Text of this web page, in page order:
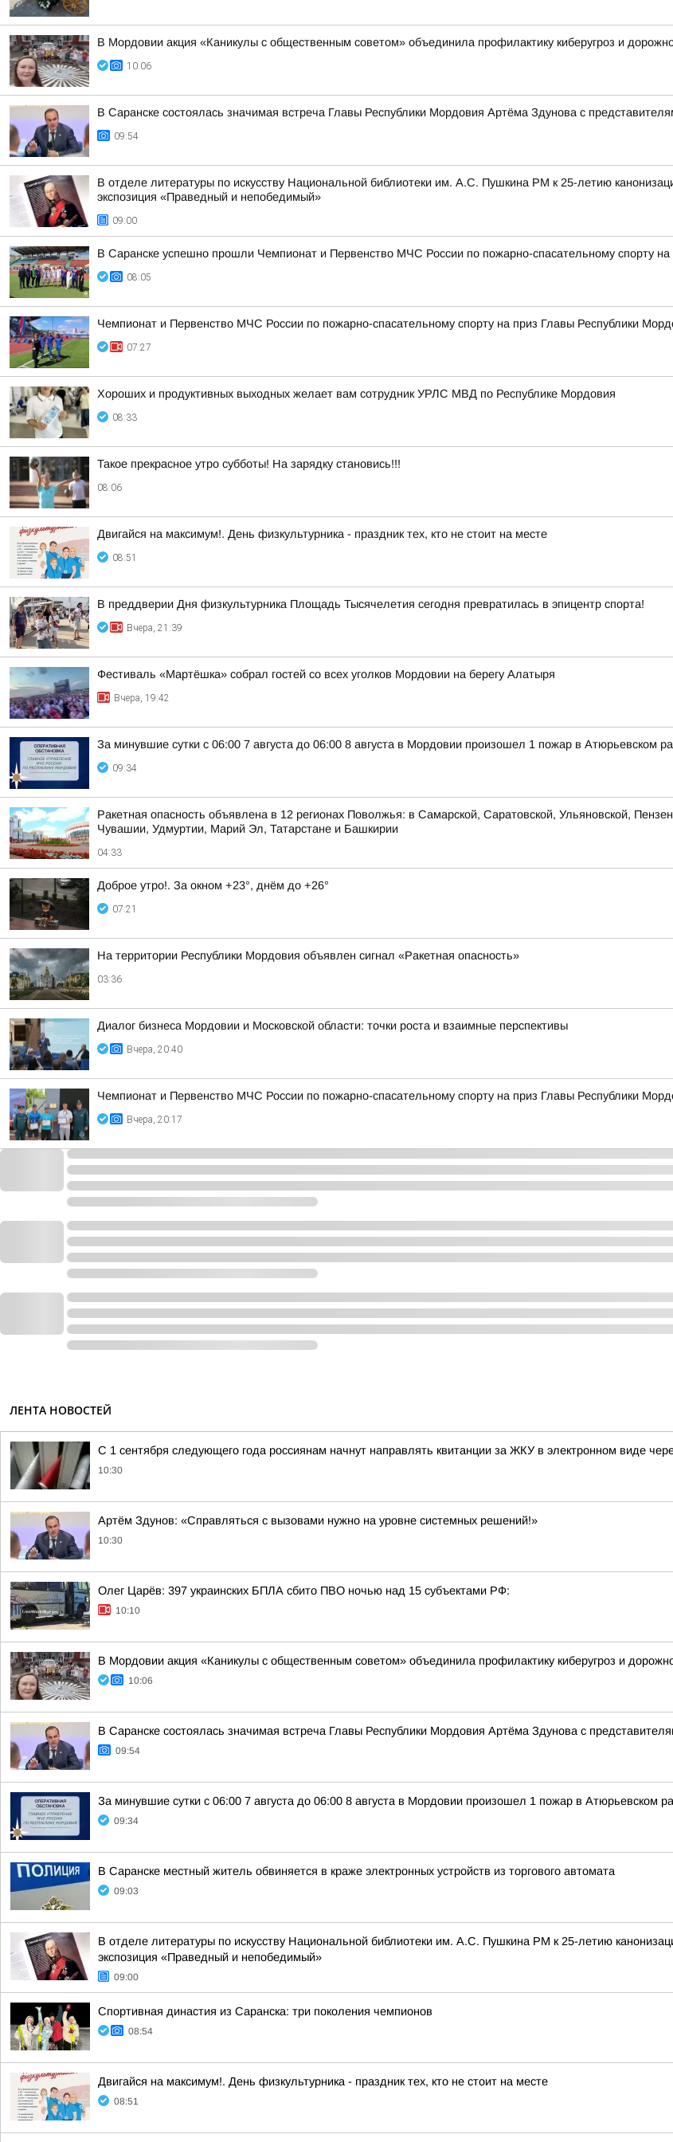
В Мордовии акция «Каникулы с общественным советом» объединила профилактику киберугроз и
10:06
В Саранске состоялась значимая встреча Главы Республики Мордовия Артёма Здунова с
09:54
В отделе литературы по искусству Национальной библиотеки им. А.С. Пушкина РМ к 25-летию
экспозиция «Праведный и непобедимый»
09:00
В Саранске успешно прошли Чемпионат и Первенство МЧС России по пожарно-спасательному спорту
08:05
Чемпионат и Первенство МЧС России по пожарно-спасательному спорту на приз Главы Республики
07:27
Хороших и продуктивных выходных желает вам сотрудник УРЛС МВД по Республике Мордовия
08:33
Такое прекрасное утро субботы! На зарядку становись!!!
08:06
Двигайся на максимум!. День физкультурника - праздник тех, кто не стоит на месте
08:51
В преддверии Дня физкультурника Площадь Тысячелетия сегодня превратилась в эпицентр спорта!
Вчера, 21:39
Фестиваль «Мартёшка» собрал гостей со всех уголков Мордовии на берегу Алатыря
Вчера, 19:42
За минувшие сутки с 06:00 7 августа до 06:00 8 августа в Мордовии произошел 1 пожар в Атюрьевском
09:34
Ракетная опасность объявлена в 12 регионах Поволжья: в Самарской, Саратовской, Ульяновской,
Чувашии, Удмуртии, Марий Эл, Татарстане и Башкирии
04:33
Доброе утро!. За окном +23°, днём до +26°
07:21
На территории Республики Мордовия объявлен сигнал «Ракетная опасность»
03:36
Диалог бизнеса Мордовии и Московской области: точки роста и взаимные перспективы
Вчера, 20:40
Чемпионат и Первенство МЧС России по пожарно-спасательному спорту на приз Главы Республики
Вчера, 20:17
ЛЕНТА НОВОСТЕЙ
С 1 сентября следующего года россиянам начнут направлять квитанции за ЖКУ в электронном виде
10:30
Артём Здунов: «Справляться с вызовами нужно на уровне системных решений!»
10:30
Олег Царёв: 397 украинских БПЛА сбито ПВО ночью над 15 субъектами РФ:
10:10
В Мордовии акция «Каникулы с общественным советом» объединила профилактику киберугроз и
10:06
В Саранске состоялась значимая встреча Главы Республики Мордовия Артёма Здунова с
09:54
За минувшие сутки с 06:00 7 августа до 06:00 8 августа в Мордовии произошел 1 пожар в Атюрьевском
09:34
В Саранске местный житель обвиняется в краже электронных устройств из торгового автомата
09:03
В отделе литературы по искусству Национальной библиотеки им. А.С. Пушкина РМ к 25-летию
экспозиция «Праведный и непобедимый»
09:00
Спортивная династия из Саранска: три поколения чемпионов
08:54
Двигайся на максимум!. День физкультурника - праздник тех, кто не стоит на месте
08:51